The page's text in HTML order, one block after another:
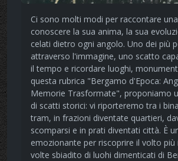
Ci sono molti modi per raccontare
conoscere la sua anima, la sua
celati dietro ogni angolo. Uno dei più
attraverso l'immagine, uno scatto
il tempo e ricordare luoghi,
questa rubrica "Bergamo d'Epoca:
Memorie Trasformate", proponiamo
di scatti storici: vi riporteremo tra i
tram, in frazioni diventate quartieri,
scomparsi e in prati diventati città. È
emozionante per riscoprire il volto più
volte sbiadito di luohi dimenticati di